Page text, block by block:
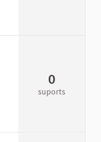
0
suports